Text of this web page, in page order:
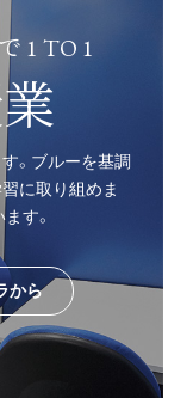
1 TO 1
。ブルーを基調
に取り組めま
す。
から